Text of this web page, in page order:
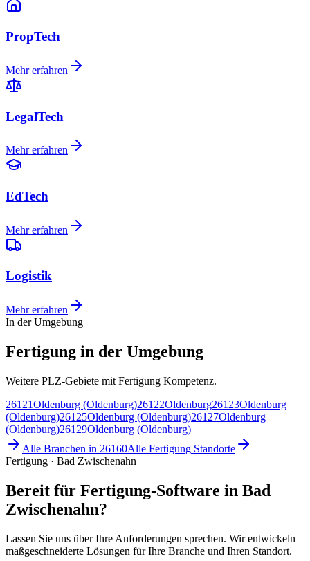
PropTech
Mehr erfahren
LegalTech
Mehr erfahren
EdTech
Mehr erfahren
Logistik
Mehr erfahren
In der Umgebung
Fertigung in der Umgebung
Weitere PLZ-Gebiete mit Fertigung Kompetenz.
26121Oldenburg (Oldenburg)26122Oldenburg26123Oldenburg
(Oldenburg)26125Oldenburg (Oldenburg)26127Oldenburg
(Oldenburg)26129Oldenburg (Oldenburg)
Alle Branchen in 26160Alle Fertigung Standorte
Fertigung · Bad Zwischenahn
Bereit für Fertigung-Software in Bad
Zwischenahn?
Lassen Sie uns über Ihre Anforderungen sprechen. Wir entwickeln
maßgeschneiderte Lösungen für Ihre Branche und Ihren Standort.